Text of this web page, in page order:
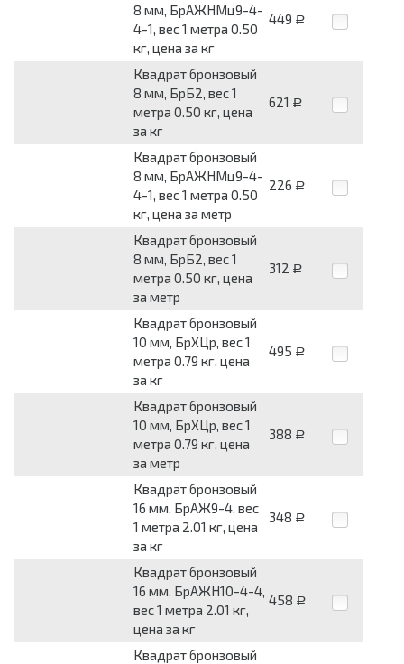
8 мм, БрАЖНМц9-4-
4-1, вес 1 метра 0.50
кг, цена за кг
449 Р
Квадрат бронзовый
8 мм, БрБ2, вес 1
метра 0.50 кг, цена
за кг
621 Р
Квадрат бронзовый
8 мм, БрАЖНМц9-4-
4-1, вес 1 метра 0.50
кг, цена за метр
226 Р
Квадрат бронзовый
8 мм, БрБ2, вес 1
метра 0.50 кг, цена
за метр
312 Р
Квадрат бронзовый
10 мм, БрХЦр, вес 1
метра 0.79 кг, цена
за кг
495 Р
Квадрат бронзовый
10 мм, БрХЦр, вес 1
метра 0.79 кг, цена
за метр
388 Р
Квадрат бронзовый
16 мм, БрАЖ9-4, вес
1 метра 2.01 кг, цена
за кг
348 Р
Квадрат бронзовый
16 мм, БрАЖН10-4-4,
вес 1 метра 2.01 кг,
цена за кг
458 Р
Квадрат бронзовый